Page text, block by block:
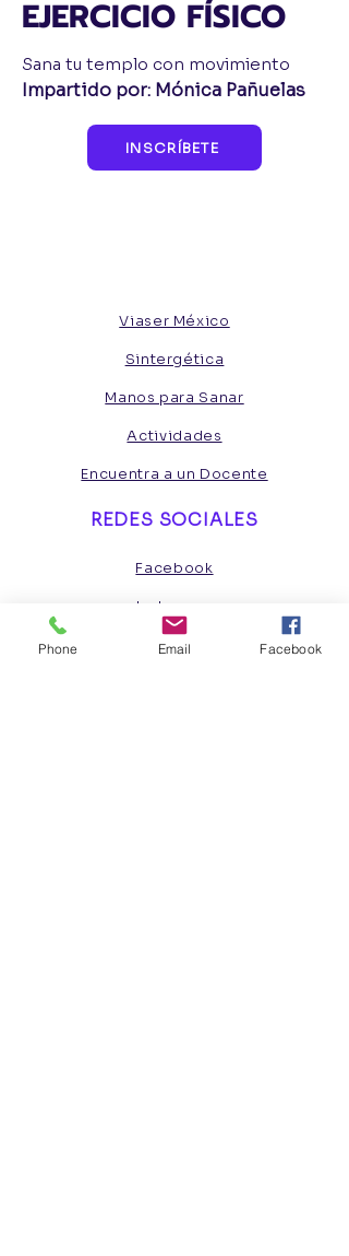
EJERCICIO FÍSICO
Sana tu templo con movimiento
Impartido por: Mónica Pañuelas
INSCRÍBETE
Viaser México
Sintergética
Manos para Sanar
Actividades
Encuentra a un Docente
REDES SOCIALES
Facebook
Instagram
Phone Email Facebook